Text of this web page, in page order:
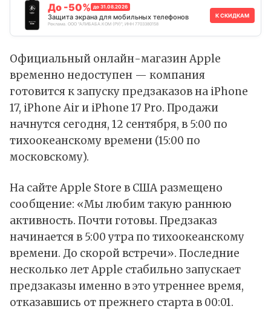
До -50% до 31.08.2026
Защита экрана для мобильных телефонов
Реклама. ООО "АЛИБАБА.КОМ (РУ)", ИНН 7703380158
К СКИДКАМ
Официальный онлайн-магазин Apple
временно недоступен — компания
готовится к запуску предзаказов на iPhone
17, iPhone Air и iPhone 17 Pro. Продажи
начнутся сегодня, 12 сентября, в 5:00 по
тихоокеанскому времени (15:00 по
московскому).
На сайте Apple Store в США размещено
сообщение: «Мы любим такую раннюю
активность. Почти готовы. Предзаказ
начинается в 5:00 утра по тихоокеанскому
времени. До скорой встречи». Последние
несколько лет Apple стабильно запускает
предзаказы именно в это утреннее время,
отказавшись от прежнего старта в 00:01.